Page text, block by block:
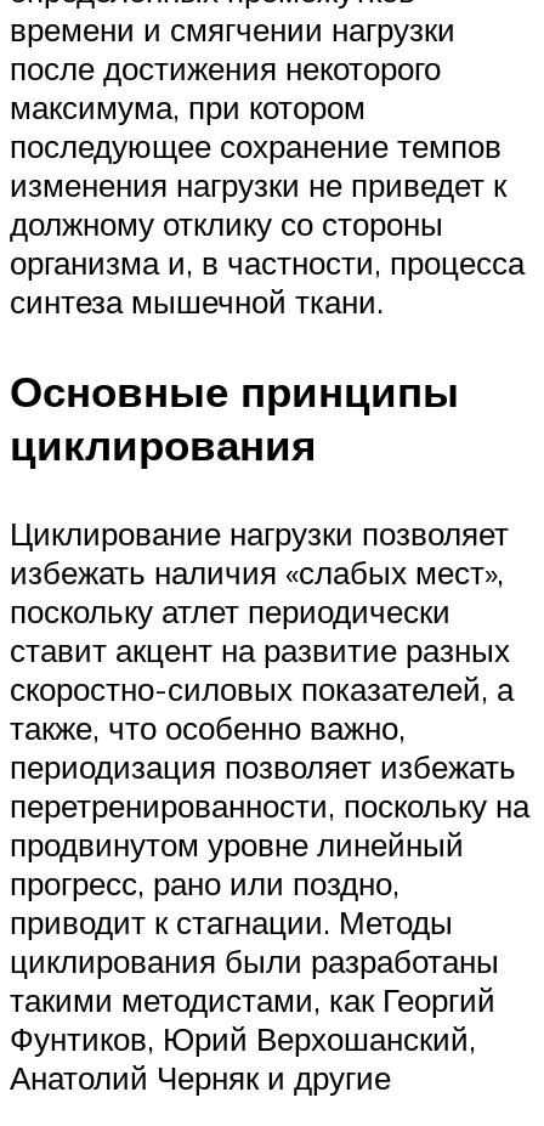
времени и смягчении нагрузки
после достижения некоторого
максимума, при котором
последующее сохранение темпов
изменения нагрузки не приведет к
должному отклику со стороны
организма и, в частности, процесса
синтеза мышечной ткани.
Основные принципы
циклирования
Циклирование нагрузки позволяет
избежать наличия «слабых мест»,
поскольку атлет периодически
ставит акцент на развитие разных
скоростно-силовых показателей, а
также, что особенно важно,
периодизация позволяет избежать
перетренированности, пос­коль­ку на
продвинутом уровне линейный
прогресс, рано или поздно,
приводит к стаг­на­ции. Методы
циклирования были разработаны
такими методистами, как Георгий
Фун­ти­ков, Юрий Верхошанский,
Анатолий Черняк и другие